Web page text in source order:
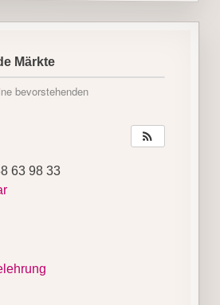
Märkte
bevorstehenden
63 98 33